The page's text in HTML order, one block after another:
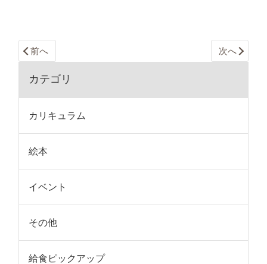
前へ 次へ
カテゴリ
カリキュラム
絵本
イベント
その他
給食ピックアップ